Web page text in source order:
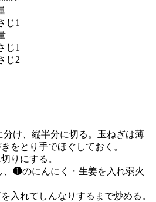
じ1
1
じ2
け、縦半分に切る。玉ねぎは薄
をとり手でほぐしておく。
りにする。
❶のにんにく・生姜を入れ弱火
入れてしんなりするまで炒める。